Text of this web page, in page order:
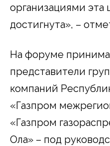
организациями эта
достигнута», –
На форуме
представители
компаний
«Газпром
«Газпром
Ола» – под